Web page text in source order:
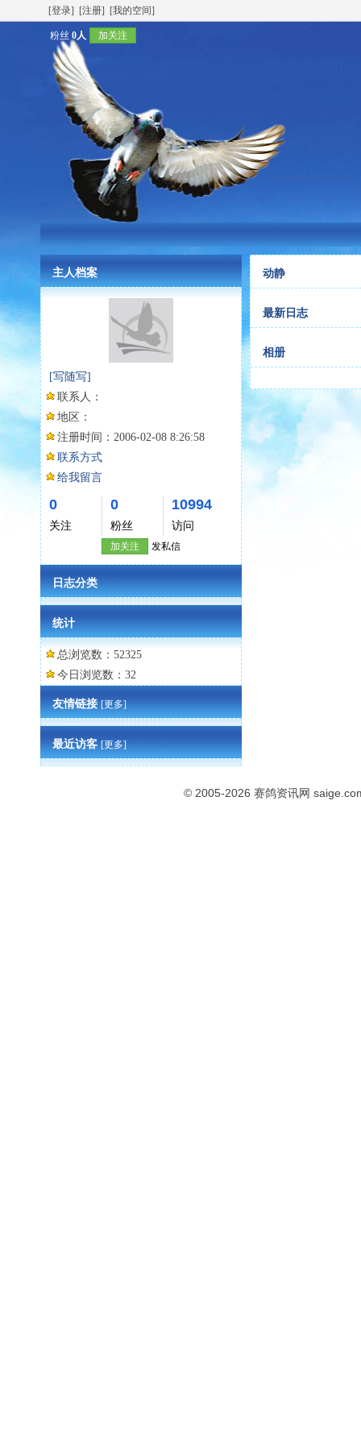
[登录] [注册] [我的空间]
粉丝 0人 加关注
主人档案
[写随写]
联系人：
地区：
注册时间： 2006-02-08 8:26:58
联系方式
给我留言
0
关注
0
粉丝
10994
访问
加关注 发私信
日志分类
统计
总浏览数：52325
今日浏览数：32
友情链接[更多]
最近访客[更多]
动静
最新日志
相册
© 2005-2026 赛鸽资讯网